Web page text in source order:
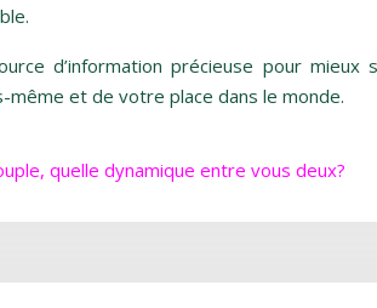
d’information précieuse pour
même et de votre place dans le monde.
quelle dynamique entre vous deux?